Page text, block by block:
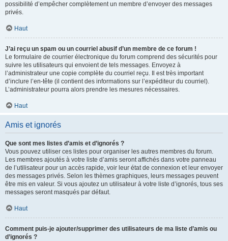
possibilité d’empêcher complètement un membre d’envoyer des messages
privés.
Haut
J’ai reçu un spam ou un courriel abusif d’un membre de ce forum !
Le formulaire de courrier électronique du forum comprend des sécurités pour
suivre les utilisateurs qui envoient de tels messages. Envoyez à
l’administrateur une copie complète du courriel reçu. Il est très important
d’inclure l’en-tête (il contient des informations sur l’expéditeur du courriel).
L’administrateur pourra alors prendre les mesures nécessaires.
Haut
Amis et ignorés
Que sont mes listes d’amis et d’ignorés ?
Vous pouvez utiliser ces listes pour organiser les autres membres du forum.
Les membres ajoutés à votre liste d’amis seront affichés dans votre panneau
de l’utilisateur pour un accès rapide, voir leur état de connexion et leur envoyer
des messages privés. Selon les thèmes graphiques, leurs messages peuvent
être mis en valeur. Si vous ajoutez un utilisateur à votre liste d’ignorés, tous ses
messages seront masqués par défaut.
Haut
Comment puis-je ajouter/supprimer des utilisateurs de ma liste d’amis ou
d’ignorés ?